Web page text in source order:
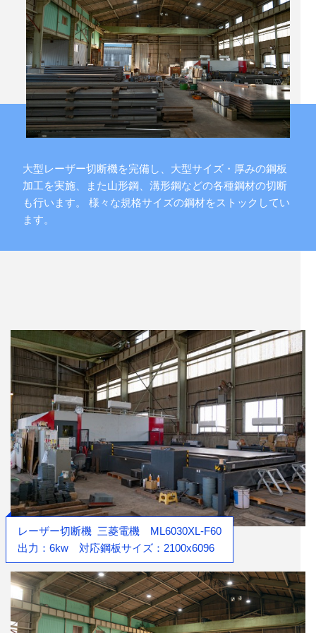
大型レーザー切断機を完備し、大型サイズ・厚みの鋼板
加工を実施、また山形鋼、溝形鋼などの各種鋼材の切断
も行います。 様々な規格サイズの鋼材をストックしてい
ます。
レーザー切断機 三菱電機 ML6030XL-F60
出力：6kw 対応鋼板サイズ：2100x6096